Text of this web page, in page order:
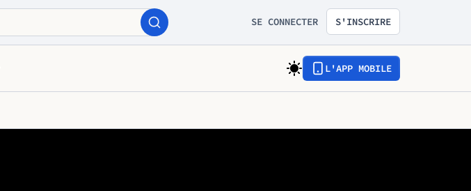
SE CONNECTER S'INSCRIRE
L'APP MOBILE